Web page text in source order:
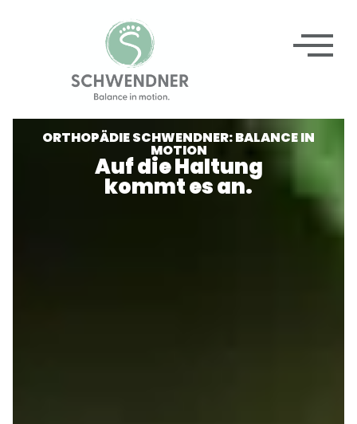
ORTHOPÄDIE SCHWENDNER: BALANCE IN
MOTION
Auf die Haltung
kommt es an.